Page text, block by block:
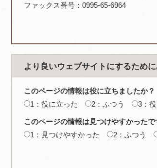
ファックス番号：0995-65-6964
より良いウェブサイトにするため
このページの情報は役に立ちましたか？
1：役に立った
2：ふつう 3：
このページの情報は見つけやすかったで
1：見つけやすかった
2：ふつう